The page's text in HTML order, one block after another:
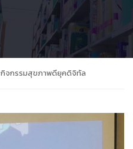
กิจกรรมสุขภาพดียุคดิจิทัล